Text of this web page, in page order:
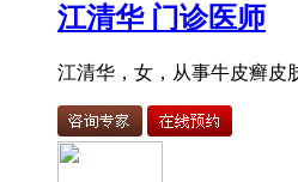
江清华 门诊医师
江清华，女，从事牛皮癣皮